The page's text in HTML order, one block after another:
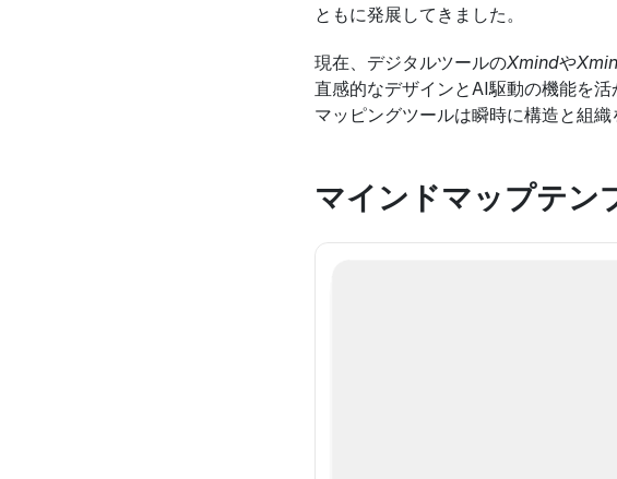
ともに発展してきました。
現在、デジタルツールのXmindや
直感的なデザインとAI駆動の機能を
マッピングツールは瞬時に構造と組
マインドマップテン